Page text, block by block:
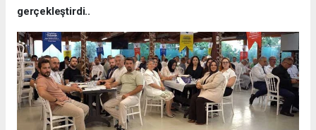
gerçekleştirdi..